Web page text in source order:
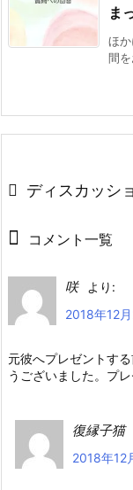
ま
ほ
間
ディスカッシ
コメント一覧
咲
より:
2018年12
元彼へプレゼントす
うございました。プ
復縁子猫
2018年12